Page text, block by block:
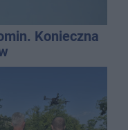
Konieczna